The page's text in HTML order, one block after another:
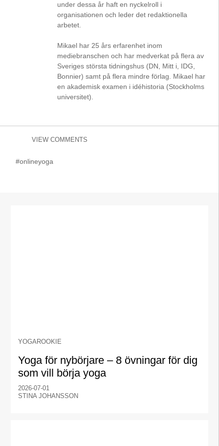
under dessa år haft en nyckelroll i
organisationen och leder det redaktionella
arbetet.
Mikael har 25 års erfarenhet inom
mediebranschen och har medverkat på flera av
Sveriges största tidningshus (DN, Mitt i, IDG,
Bonnier) samt på flera mindre förlag. Mikael har
en akademisk examen i idéhistoria (Stockholms
universitet).
VIEW COMMENTS
#onlineyoga
YOGAROOKIE
Yoga för nybörjare – 8 övningar för dig
som vill börja yoga
2026-07-01
STINA JOHANSSON